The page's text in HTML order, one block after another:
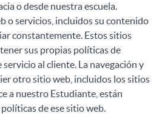
o desde nuestra escuela.
o servicios, incluidos su contenido
constantemente. Estos sitios
sus propias políticas de
al cliente. La navegación y
otro sitio web, incluidos los sitios
a nuestro Estudiante, están
de ese sitio web.